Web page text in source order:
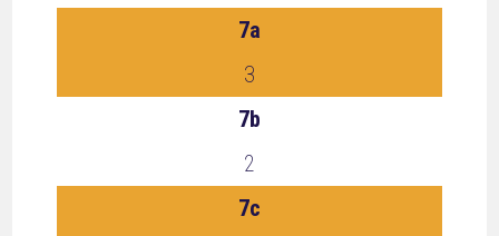
7a
3
7b
2
7c